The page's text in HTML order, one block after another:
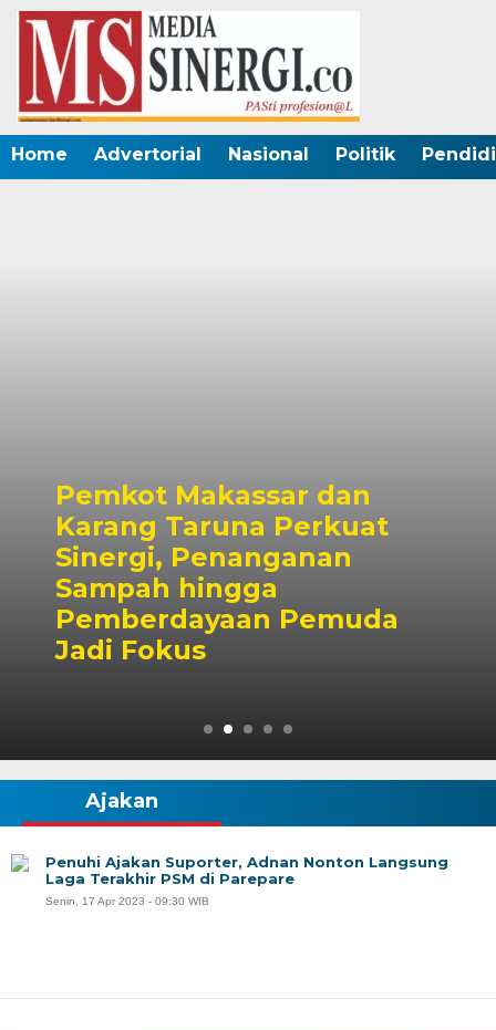
Home Advertorial Nasional Politik
Dubes Singapura
Wali Kota
Kolaborasi
Ajakan
Penuhi Ajakan Suporter, Adnan Nonton Langsung
Laga Terakhir PSM di Parepare
Senin, 17 Apr 2023 - 09:30 WIB